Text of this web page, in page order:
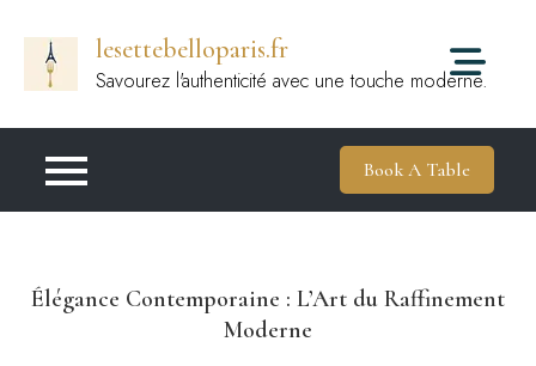
contenu
lesettebelloparis.fr
Savourez l'authenticité avec une touche moderne.
Book A Table
Élégance Contemporaine : L’Art du Raffinement
Moderne